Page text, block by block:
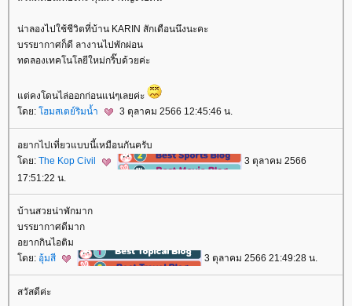
น่าลองไปใช้ชีวิตที่บ้าน KARIN สักเดือนนึงนะคะ
บรรยากาศก็ดี ลางานไปพักผ่อน
ทดลองเทคโนโลยีใหม่กริ๊บด้วยค่ะ
ต่คงโดนไล่ออกก่อนแน่ๆเลยค่ะ
ดย: ฮมสเตย์ริมน้ำ 3 ตุลาคม 2566 12:45:46 น.
อยากไปเที่ยวแบบนี้เหมือนกันครับ
ดย: The Kop Civil
3 ตุลาคม 2566
17:51:22 น.
บ้านสวยน่าพักมาก
บรรยากาศดีมาก
อยากกินไอติม
ดย: อุ้มสี 3 ตุลาคม 2566 21:49:28 น.
สวัสดีค่ะ